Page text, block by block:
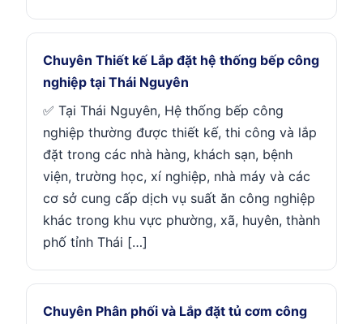
Chuyên Thiết kế Lắp đặt hệ thống bếp công
nghiệp tại Thái Nguyên
✅ Tại Thái Nguyên, Hệ thống bếp công
nghiệp thường được thiết kế, thi công và lắp
đặt trong các nhà hàng, khách sạn, bệnh
viện, trường học, xí nghiệp, nhà máy và các
cơ sở cung cấp dịch vụ suất ăn công nghiệp
khác trong khu vực phường, xã, huyên, thành
phố tỉnh Thái […]
Chuyên Phân phối và Lắp đặt tủ cơm công